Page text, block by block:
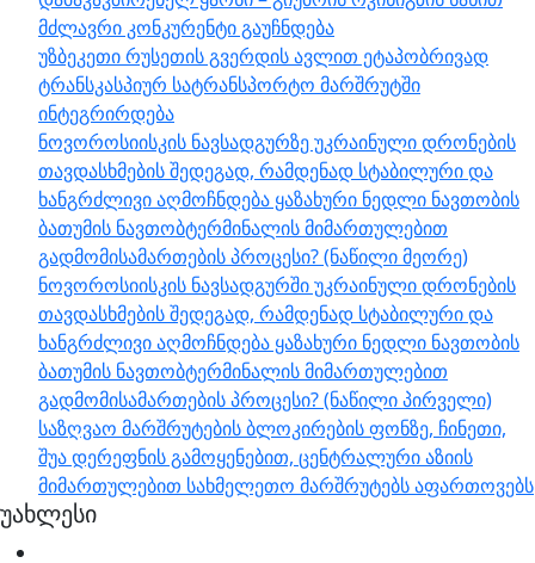
მძლავრი კონკურენტი გაუჩნდება
უზბეკეთი რუსეთის გვერდის ავლით ეტაპობრივად
ტრანსკასპიურ სატრანსპორტო მარშრუტში
ინტეგრირდება
ნოვოროსიისკის ნავსადგურზე უკრაინული დრონების
თავდასხმების შედეგად, რამდენად სტაბილური და
ხანგრძლივი აღმოჩნდება ყაზახური ნედლი ნავთობის
ბათუმის ნავთობტერმინალის მიმართულებით
გადმომისამართების პროცესი? (ნაწილი მეორე)
ნოვოროსიისკის ნავსადგურში უკრაინული დრონების
თავდასხმების შედეგად, რამდენად სტაბილური და
ხანგრძლივი აღმოჩნდება ყაზახური ნედლი ნავთობის
ბათუმის ნავთობტერმინალის მიმართულებით
გადმომისამართების პროცესი? (ნაწილი პირველი)
საზღვაო მარშრუტების ბლოკირების ფონზე, ჩინეთი,
შუა დერეფნის გამოყენებით, ცენტრალური აზიის
მიმართულებით სახმელეთო მარშრუტებს აფართოვებს
უახლესი